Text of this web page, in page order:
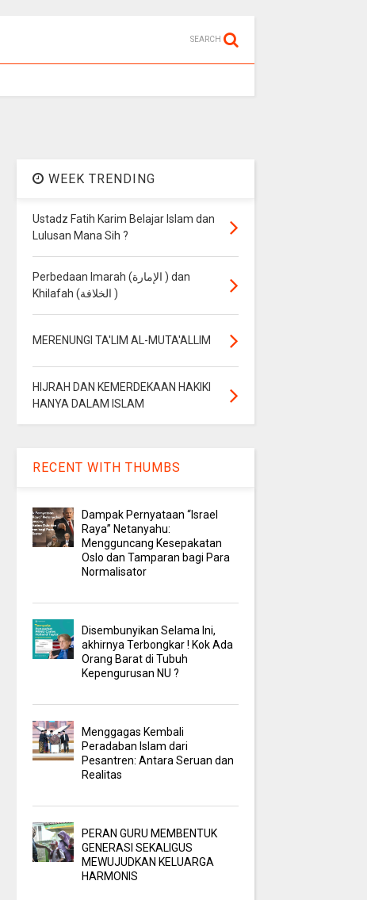
SEARCH
WEEK TRENDING
Ustadz Fatih Karim Belajar Islam dan
Lulusan Mana Sih ?
Perbedaan Imarah (الإمارة ) dan
Khilafah (الخلافة )
MERENUNGI TA'LIM AL-MUTA'ALLIM
HIJRAH DAN KEMERDEKAAN HAKIKI
HANYA DALAM ISLAM
RECENT WITH THUMBS
Dampak Pernyataan “Israel
Raya” Netanyahu:
Mengguncang Kesepakatan
Oslo dan Tamparan bagi Para
Normalisator
Disembunyikan Selama Ini,
akhirnya Terbongkar ! Kok Ada
Orang Barat di Tubuh
Kepengurusan NU ?
Menggagas Kembali
Peradaban Islam dari
Pesantren: Antara Seruan dan
Realitas
PERAN GURU MEMBENTUK
GENERASI SEKALIGUS
MEWUJUDKAN KELUARGA
HARMONIS